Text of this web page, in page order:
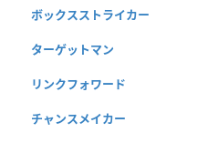
ボックスストライカー
ターゲットマン
リンクフォワード
チャンスメイカー